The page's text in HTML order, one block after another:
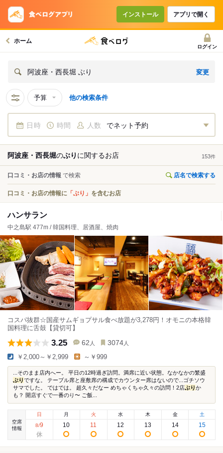
インストール アプリで開く
ホーム
ログイン
阿波座・西長堀 ぶり 変更
予算 他の検索条件
日時 時間 人数 でネット予約
阿波座・西長堀のぶり に関するお店 153件
口コミ・お店の情報 で検索 店名で検索する
口コミ・お店の情報に 「ぶり」 を含むお店
ハンサラン
中之島駅 477m / 韓国料理、居酒屋、焼肉
コスパ抜群☆国産サムギョプサル食べ放題が3,278円！オモニの本格韓
国料理に舌鼓【貸切可】
3.25 62 人 3074 人
￥2,000～￥2,999 ～￥999
...そのまま店内へー。 平日の12時過ぎ訪問。満席に近い状態。なかなかの繁盛
ぶりですな。 テーブル席と座敷席の構成でカウンター席はないので...ゴチソウ
サマでした。 ではでは。 超久々だなー めちゃくちゃ久々の訪問！2店ぶりか
も？ 開店すぐで一番のり〜 ご飯...
空席
情報
日
8/9
月
10
火
11
水
12
木
13
金
14
土
15